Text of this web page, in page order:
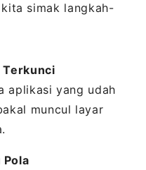
simak langkah-
Terkunci
aplikasi yang udah
muncul layar
Pola